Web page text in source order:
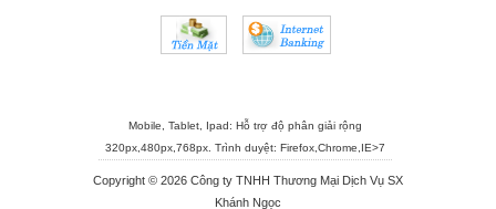
Mobile, Tablet, Ipad: Hỗ trợ độ phân giải rộng
320px,480px,768px. Trình duyệt: Firefox Chrome IE>7
Copyright © 2026 Công ty TNHH Thương Mại Dịch Vụ SX
Khánh Ngọc